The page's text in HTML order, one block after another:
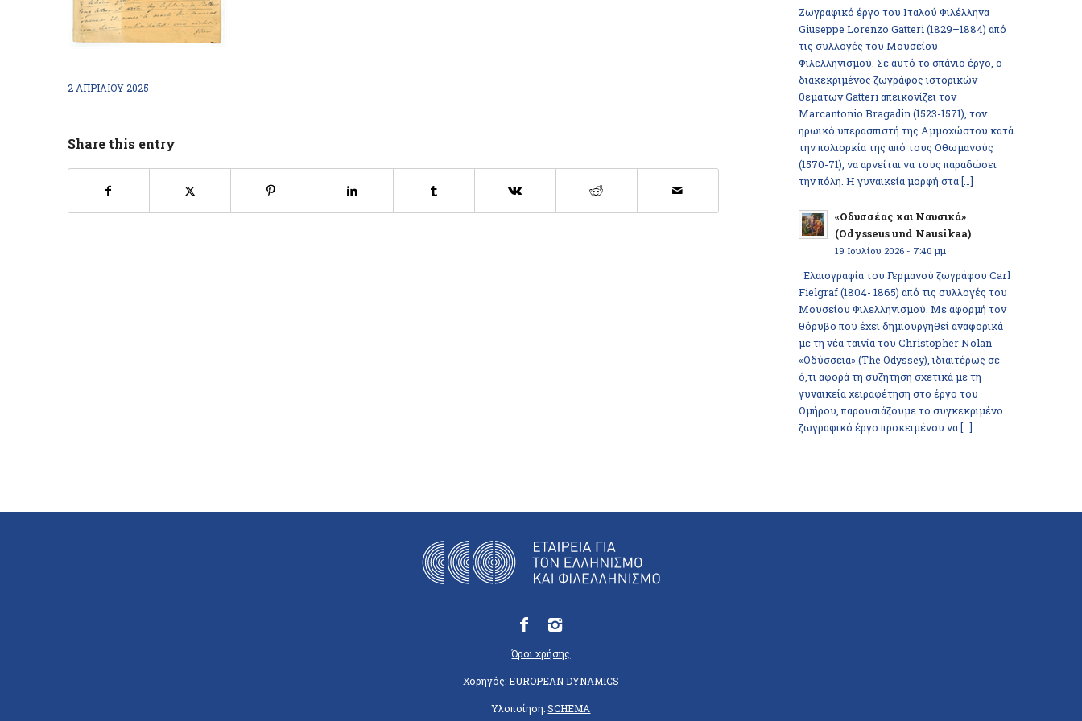
2 ΑΠΡΙΛΊΟΥ 2025
Share this entry
Ζωγραφικό έργο του Ιταλού Φιλέλληνα
Giuseppe Lorenzo Gatteri (1829–1884) από
τις συλλογές του Μουσείου
Φιλελληνισμού. Σε αυτό το σπάνιο έργο, ο
διακεκριμένος ζωγράφος ιστορικών
θεμάτων Gatteri απεικονίζει τον
Marcantonio Bragadin (1523-1571), τον
ηρωικό υπερασπιστή της Αμμοχώστου κατά
την πολιορκία της από τους Οθωμανούς
(1570-71), να αρνείται να τους παραδώσει
την πόλη. Η γυναικεία μορφή στα […]
«Οδυσσέας και Ναυσικά»
(Odysseus und Nausikaa)
19 Ιουλίου 2026 - 7:40 μμ
Ελαιογραφία του Γερμανού ζωγράφου Carl
Fielgraf (1804- 1865) από τις συλλογές του
Μουσείου Φιλελληνισμού. Με αφορμή τον
θόρυβο που έχει δημιουργηθεί αναφορικά
με τη νέα ταινία του Christopher Nolan
«Οδύσσεια» (The Odyssey), ιδιαιτέρως σε
ό,τι αφορά τη συζήτηση σχετικά με τη
γυναικεία χειραφέτηση στο έργο του
Ομήρου, παρουσιάζουμε το συγκεκριμένο
ζωγραφικό έργο προκειμένου να […]
Όροι χρήσης
Χορηγός:EUROPEAN DYNAMICS
Υλοποίηση:SCHEMA